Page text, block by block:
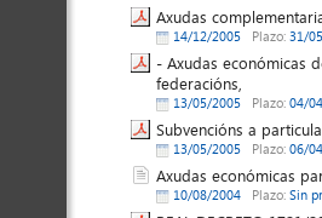
Axudas
14/12/2005 Plazo: 31/
- Axudas económicas
federacións,
13/05/2005 Plazo: 04/
Subvencións a
13/05/2005 Plazo: 06/
Axudas económicas
10/08/2004 Plazo: Sin